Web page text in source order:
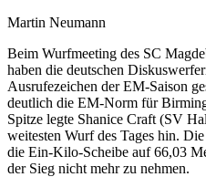
Martin Neumann
Beim Wurfmeeting des SC
haben die deutschen
Ausrufezeichen der EM-Saison
deutlich die EM-Norm für
Spitze legte Shanice Craft (SV
weitesten Wurf des Tages hin.
die Ein-Kilo-Scheibe auf 66,03
der Sieg nicht mehr zu nehmen.